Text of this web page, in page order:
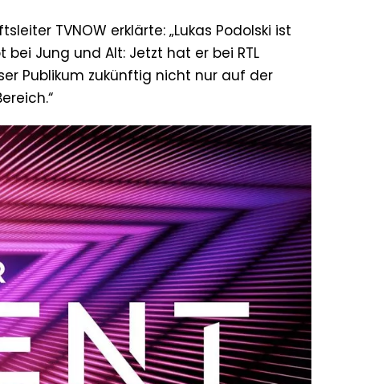
TVNOW erklärte: „Lukas Podolski ist
Jung und Alt: Jetzt hat er bei RTL
Publikum zukünftig nicht nur auf der